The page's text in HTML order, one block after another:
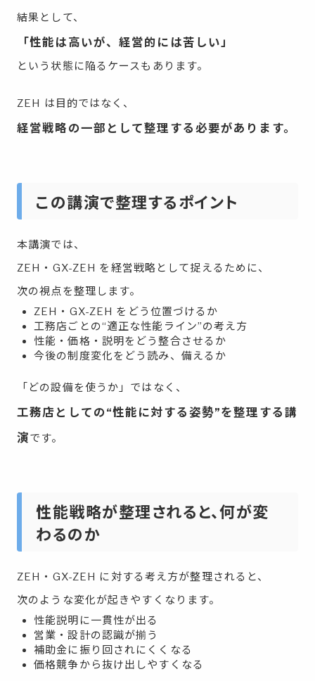
結果として、
「性能は高いが、経営的には苦しい」
という状態に陥るケースもあります。
ZEH は目的ではなく、
経営戦略の一部として整理する必要があります。
この講演で整理するポイント
本講演では、
ZEH・GX-ZEH を経営戦略として捉えるために、
次の視点を整理します。
ZEH・GX-ZEH をどう位置づけるか
工務店ごとの“適正な性能ライン”の考え方
性能・価格・説明をどう整合させるか
今後の制度変化をどう読み、備えるか
「どの設備を使うか」ではなく、
工務店としての“性能に対する姿勢”を整理する講
演です。
性能戦略が整理されると、何が変
わるのか
ZEH・GX-ZEH に対する考え方が整理されると、
次のような変化が起きやすくなります。
性能説明に一貫性が出る
営業・設計の認識が揃う
補助金に振り回されにくくなる
価格競争から抜け出しやすくなる